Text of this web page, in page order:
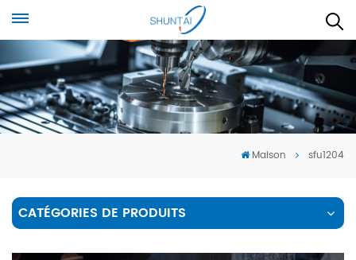
Maison sfu1204
CATÉGORIES DE PRODUITS